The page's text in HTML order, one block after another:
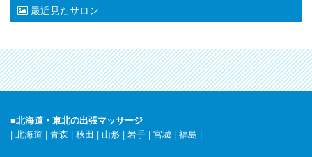
最近見たサロン
■北海道・東北の出張マッサージ
| 北海道 | 青森 | 秋田 | 山形 | 岩手 | 宮城 | 福島 |